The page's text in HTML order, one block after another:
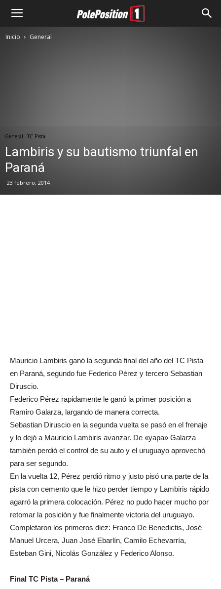
Inicio General
General TC Pista
Lambiris y su bautismo triunfal en
Paraná
23 febrero, 2014
Mauricio Lambiris ganó la segunda final del año del TC Pista
en Paraná, segundo fue Federico Pérez y tercero Sebastian
Diruscio.
Federico Pérez rapidamente le ganó la primer posición a
Ramiro Galarza, largando de manera correcta.
Sebastian Diruscio en la segunda vuelta se pasó en el frenaje
y lo dejó a Mauricio Lambiris avanzar. De «yapa» Galarza
también perdió el control de su auto y el uruguayo aprovechó
para ser segundo.
En la vuelta 12, Pérez perdió ritmo y justo pisó una parte de la
pista con cemento que le hizo perder tiempo y Lambiris rápido
agarró la primera colocación. Pérez no pudo hacer mucho por
retomar la posición y fue finalmente victoria del uruguayo.
Completaron los primeros diez: Franco De Benedictis, José
Manuel Urcera, Juan José Ebarlín, Camilo Echevarría,
Esteban Gini, Nicolás González y Federico Alonso.
Final TC Pista – Paraná